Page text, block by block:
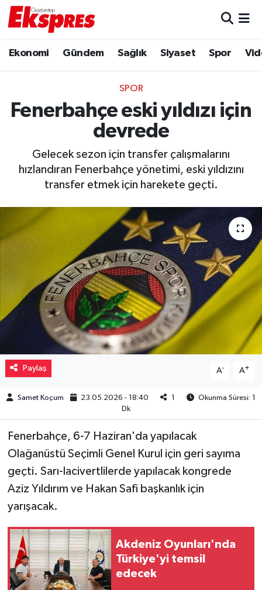
Ekonomi Gündem Sağlık Siyaset Spor
SPOR
Fenerbahçe eski yıldızı için
devrede
Gelecek sezon için transfer çalışmalarını
hızlandıran Fenerbahçe yönetimi, eski yıldızını
transfer etmek için harekete geçti.
Paylaş A- A+
Samet Koçum 23.05.2026 - 18:40 1
Okunma Süresi: 1
Dk
Fenerbahçe, 6-7 Haziran'da yapılacak
Olağanüstü Seçimli Genel Kurul için geri sayıma
geçti. Sarı-lacivertlilerde yapılacak kongrede
Aziz Yıldırım ve Hakan Safi başkanlık için
yarışacak.
Akdeniz Oyunları'nda
Türkiye'yi temsil
edecek
Ekonomi
Gaziantep son dakika
Gündem
Kültür Sanat
Magazin
Müzik
Piyasa
Resmi İlanlar
Sağlık
Sinemalar
Siyaset
Spor
Teknoloji
Video Haber
Yaşam
Trafik Durumu
Puan Durumu ve Fikstür
Tüm Manşetler
Son Dakika Haberleri